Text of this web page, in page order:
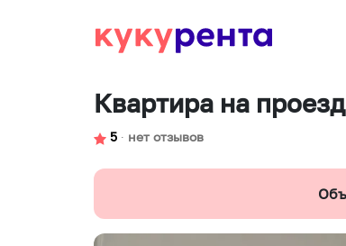
Квартира на
5 ∙ нет отзывов